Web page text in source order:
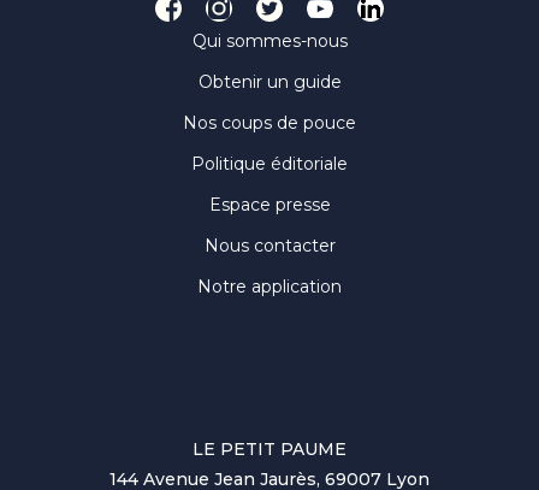
Qui sommes-nous
Obtenir un guide
Nos coups de pouce
Politique éditoriale
Espace presse
Nous contacter
Notre application
LE PETIT PAUME
144 Avenue Jean Jaurès, 69007 Lyon